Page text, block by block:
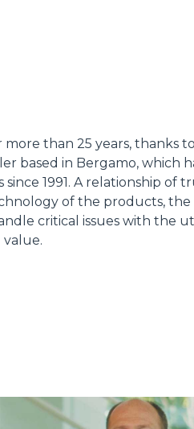
BUCKETS
FORKS AND CLAMPS
than 25 years, thanks
based in Bergamo, which
1991. A relationship of
of the products, the
critical issues with the